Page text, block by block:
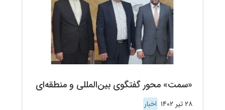
«سمت» محور گفتگوی بین‌المللی و منطقه‌ای
۲۸ تیر ۱۴۰۲ اخبار